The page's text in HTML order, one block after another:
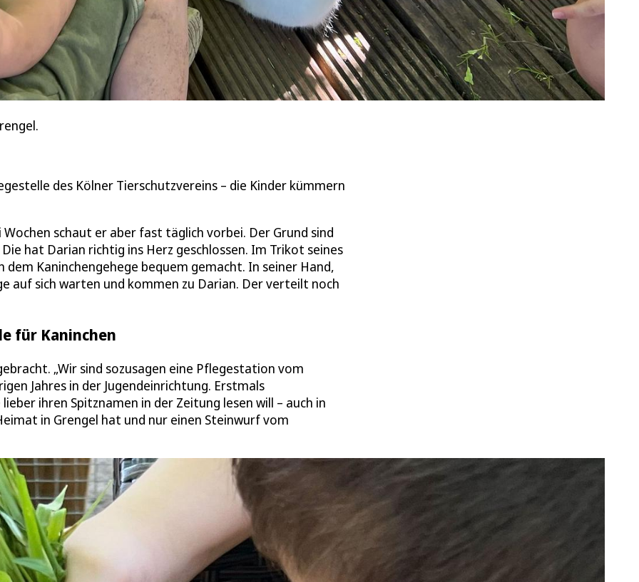
des Kölner Tierschutzvereins – die Kinder kümmern
schaut er aber fast täglich vorbei. Der Grund sind
hat Darian richtig ins Herz geschlossen. Im Trikot seines
Kaninchengehege bequem gemacht. In seiner Hand,
auf sich warten und kommen zu Darian. Der verteilt noch
für Kaninchen
„Wir sind sozusagen eine Pflegestation vom
Jahres in der Jugendeinrichtung. Erstmals
ihren Spitznamen in der Zeitung lesen will – auch in
in Grengel hat und nur einen Steinwurf vom